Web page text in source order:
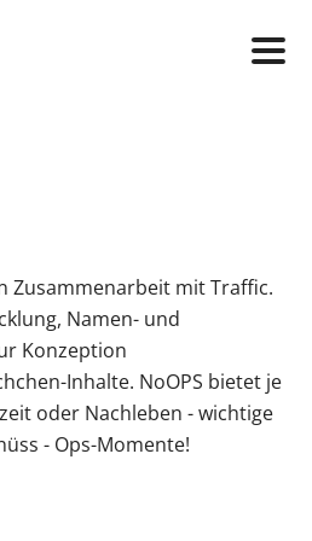
Beauty-Kids.
in Zusammenarbeit mit Traffic.
Namen- und
Konzeption
Inhalte. NoOPS bietet je
oder Nachleben - wichtige
- Ops-Momente!